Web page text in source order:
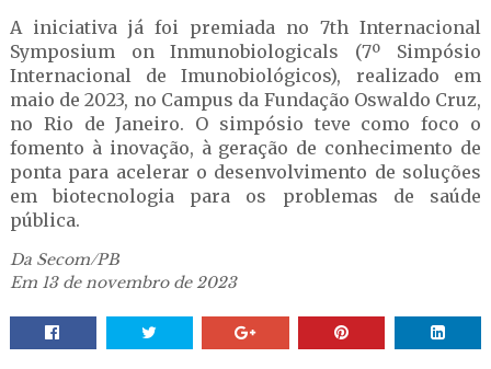
A iniciativa já foi premiada no 7th Internacional
Symposium on Inmunobiologicals (7º Simpósio
Internacional de Imunobiológicos), realizado em
maio de 2023, no Campus da Fundação Oswaldo Cruz,
no Rio de Janeiro. O simpósio teve como foco o
fomento à inovação, à geração de conhecimento de
ponta para acelerar o desenvolvimento de soluções
em biotecnologia para os problemas de saúde
pública.
Da Secom/PB
Em 13 de novembro de 2023